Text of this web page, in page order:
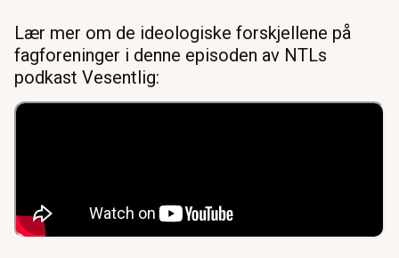
Lær mer om de ideologiske forskjellene på
fagforeninger i denne episoden av NTLs
podkast Vesentlig: